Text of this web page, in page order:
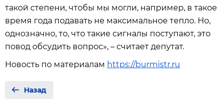
такой степени, чтобы мы могли, например, в такое
время года подавать не максимальное тепло. Но,
однозначно, то, что такие сигналы поступают, это
повод обсудить вопрос», – считает депутат.
Новость по материалам https://burmistr.ru
Назад